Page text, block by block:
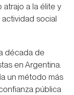
atrajo a la élite y
social
década de
en Argentina.
un método más
pública